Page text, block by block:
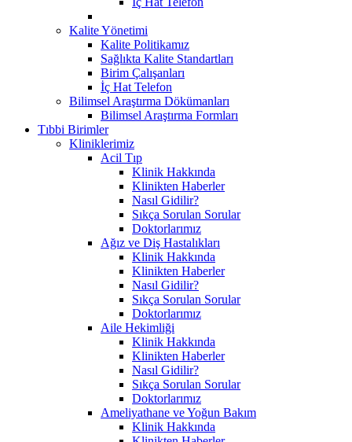
Kalite Yönetimi
Kalite Politikamız
Sağlıkta Kalite Standartları
Birim Çalışanları
İç Hat Telefon
Bilimsel Araştırma Dökümanları
Bilimsel Araştırma Formları
Tıbbi Birimler
Kliniklerimiz
Acil Tıp
Klinik Hakkında
Klinikten Haberler
Nasıl Gidilir?
Sıkça Sorulan Sorular
Doktorlarımız
Ağız ve Diş Hastalıkları
Klinik Hakkında
Klinikten Haberler
Nasıl Gidilir?
Sıkça Sorulan Sorular
Doktorlarımız
Aile Hekimliği
Klinik Hakkında
Klinikten Haberler
Nasıl Gidilir?
Sıkça Sorulan Sorular
Doktorlarımız
Ameliyathane ve Yoğun Bakım
Klinik Hakkında